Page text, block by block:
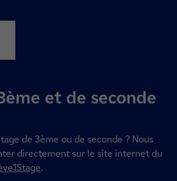
et de seconde
de 3ème ou de seconde ? Nous
directement sur le site internet du
.